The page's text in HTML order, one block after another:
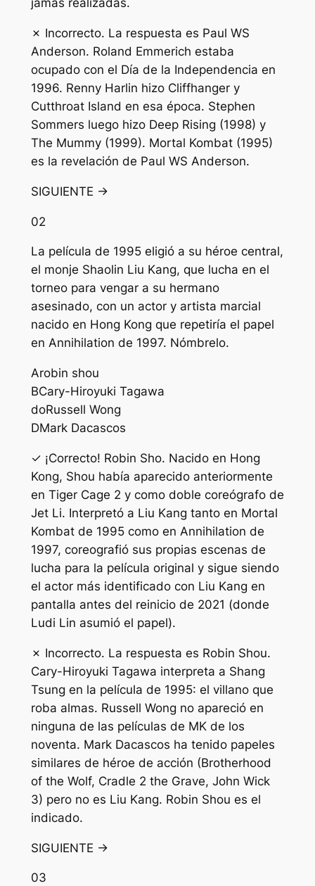
jamás realizadas.
✗ Incorrecto. La respuesta es Paul WS
Anderson. Roland Emmerich estaba
ocupado con el Día de la Independencia en
1996. Renny Harlin hizo Cliffhanger y
Cutthroat Island en esa época. Stephen
Sommers luego hizo Deep Rising (1998) y
The Mummy (1999). Mortal Kombat (1995)
es la revelación de Paul WS Anderson.
SIGUIENTE →
02
La película de 1995 eligió a su héroe central,
el monje Shaolin Liu Kang, que lucha en el
torneo para vengar a su hermano
asesinado, con un actor y artista marcial
nacido en Hong Kong que repetiría el papel
en Annihilation de 1997. Nómbrelo.
Arobin shou
BCary-Hiroyuki Tagawa
doRussell Wong
DMark Dacascos
✓ ¡Correcto! Robin Sho. Nacido en Hong
Kong, Shou había aparecido anteriormente
en Tiger Cage 2 y como doble coreógrafo de
Jet Li. Interpretó a Liu Kang tanto en Mortal
Kombat de 1995 como en Annihilation de
1997, coreografió sus propias escenas de
lucha para la película original y sigue siendo
el actor más identificado con Liu Kang en
pantalla antes del reinicio de 2021 (donde
Ludi Lin asumió el papel).
✗ Incorrecto. La respuesta es Robin Shou.
Cary-Hiroyuki Tagawa interpreta a Shang
Tsung en la película de 1995: el villano que
roba almas. Russell Wong no apareció en
ninguna de las películas de MK de los
noventa. Mark Dacascos ha tenido papeles
similares de héroe de acción (Brotherhood
of the Wolf, Cradle 2 the Grave, John Wick
3) pero no es Liu Kang. Robin Shou es el
indicado.
SIGUIENTE →
03